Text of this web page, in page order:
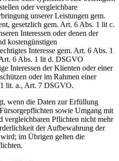
oder vergleichbare
unserer Leistungen gem.
gesetzlich gem. Art. 6 Abs. 1 lit c.
Interessen oder denen der
kostengünstigen
Interesse gem. Art. 6 Abs. 1
6 Abs. 1 lit d. DSGVO
Interessen der Klienten oder einer
oder im Rahmen einer
lit. a., Art. 7 DSGVO.
wenn die Daten zur Erfüllung
sowie Umgang mit
vergleichbaren Pflichten nicht mehr
der Aufbewahrung der
im Übrigen gelten die